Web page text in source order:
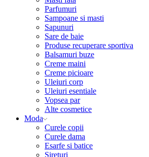
Parfumuri
Sampoane si masti
Sapunuri
Sare de baie
Produse recuperare sportiva
Balsamuri buze
Creme maini
Creme picioare
Uleiuri corp
Uleiuri esentiale
Vopsea par
Alte cosmetice
Moda
Curele copii
Curele dama
Esarfe si batice
Sireturi